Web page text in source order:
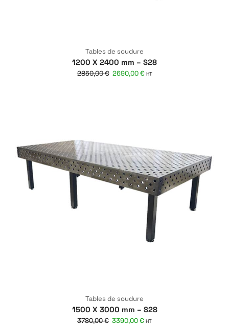
Tables de soudure
1200 X 2400 mm – S28
2850,00€ 2690,00€ HT
Tables de soudure
1500 X 3000 mm – S28
3780,00€ 3390,00€ HT